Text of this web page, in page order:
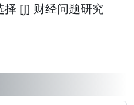
[J] 财经问题研究